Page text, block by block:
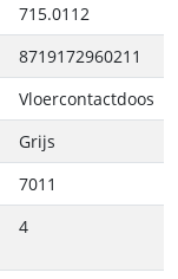
715.0112
8719172960211
Vloercontactdoos
Grijs
7011
4